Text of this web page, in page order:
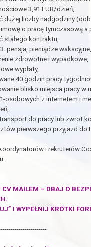
3,91 EUR/dzień,
dużej liczby nadgodziny
o pracę tymczasową a
stałego kontraktu,
pensja, pieniądze
zdrowotne i wypadkowe,
wypłaty,
40 godzin pracy
blisko miejsca pracy w
osobowych z internetem i
do pracy lub zwrot
pierwszego przyjazd do
i rekruterów
CV MAILEM – DBAJ O
I WYPEŁNIJ KRÓTKI